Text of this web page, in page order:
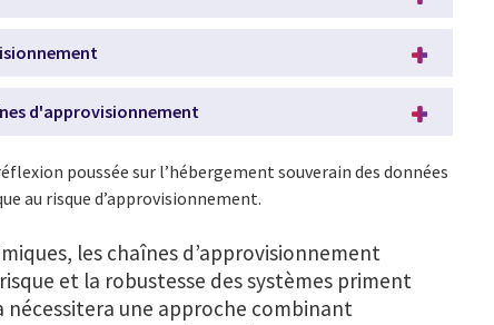
d'approvisionnement
poussée sur l’hébergement souverain des données
au risque d’approvisionnement.
les chaînes d’approvisionnement
et la robustesse des systèmes priment
nécessitera une approche combinant